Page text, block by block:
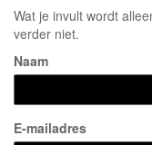
Wat je invult wordt
verder niet.
Naam
E-mailadres